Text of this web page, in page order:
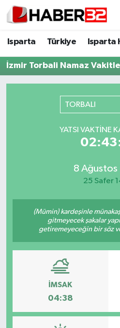
Isparta Türkiye Isparta
İzmir Torbali Namaz
TORBALI
YATSI VAKTINE
8
25 Safer
(Mümin) kardeşinle
gitmeyecek şakalar
getiremeyeceğin bir söz
İMSAK
04:38
Isparta
Isparta Hakkında
Esnaf Diyor ki;
BİLİM VE TEKNOLOJİ
Güncel
HABERDE İNSAN
KÜLTÜR SANAT
Isparta Nöbetçi
Isparta Hava Durumu
Isparta Trafik Yoğunluk
Süper Lig Puan Durumu
Tüm Manşetler